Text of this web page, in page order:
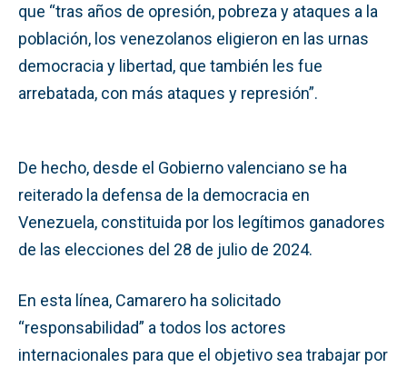
que “tras años de opresión, pobreza y ataques a la
población, los venezolanos eligieron en las urnas
democracia y libertad, que también les fue
arrebatada, con más ataques y represión”.
De hecho, desde el Gobierno valenciano se ha
reiterado la defensa de la democracia en
Venezuela, constituida por los legítimos ganadores
de las elecciones del 28 de julio de 2024.
En esta línea, Camarero ha solicitado
“responsabilidad” a todos los actores
internacionales para que el objetivo sea trabajar por